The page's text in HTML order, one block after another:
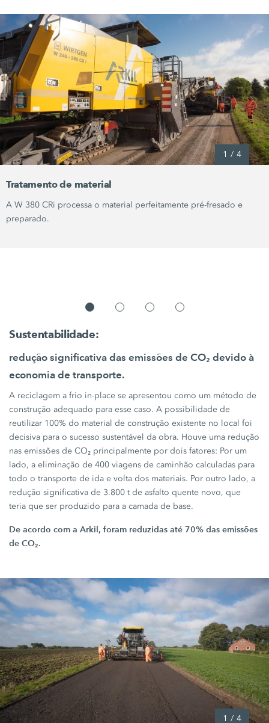
1 / 4
Tratamento de material
A W 380 CRi processa o material perfeitamente pré-fresado e
preparado.
Sustentabilidade:
redução significativa das emissões de CO₂ devido à
economia de transporte.
A reciclagem a frio in-place se apresentou como um método de
construção adequado para esse caso. A possibilidade de
reutilizar 100% do material de construção existente no local foi
decisiva para o sucesso sustentável da obra. Houve uma redução
nas emissões de CO₂ principalmente por dois fatores: Por um
lado, a eliminação de400 viagens de caminhão calculadas para
todo o transporte de ida e volta dos materiais. Por outro lado, a
redução significativa de 3.800 tde asfalto quente novo, que
teria que ser produzido para a camada de base.
De acordo com a Arkil, foram reduzidas até70% das emissões
de CO₂.
1 / 4